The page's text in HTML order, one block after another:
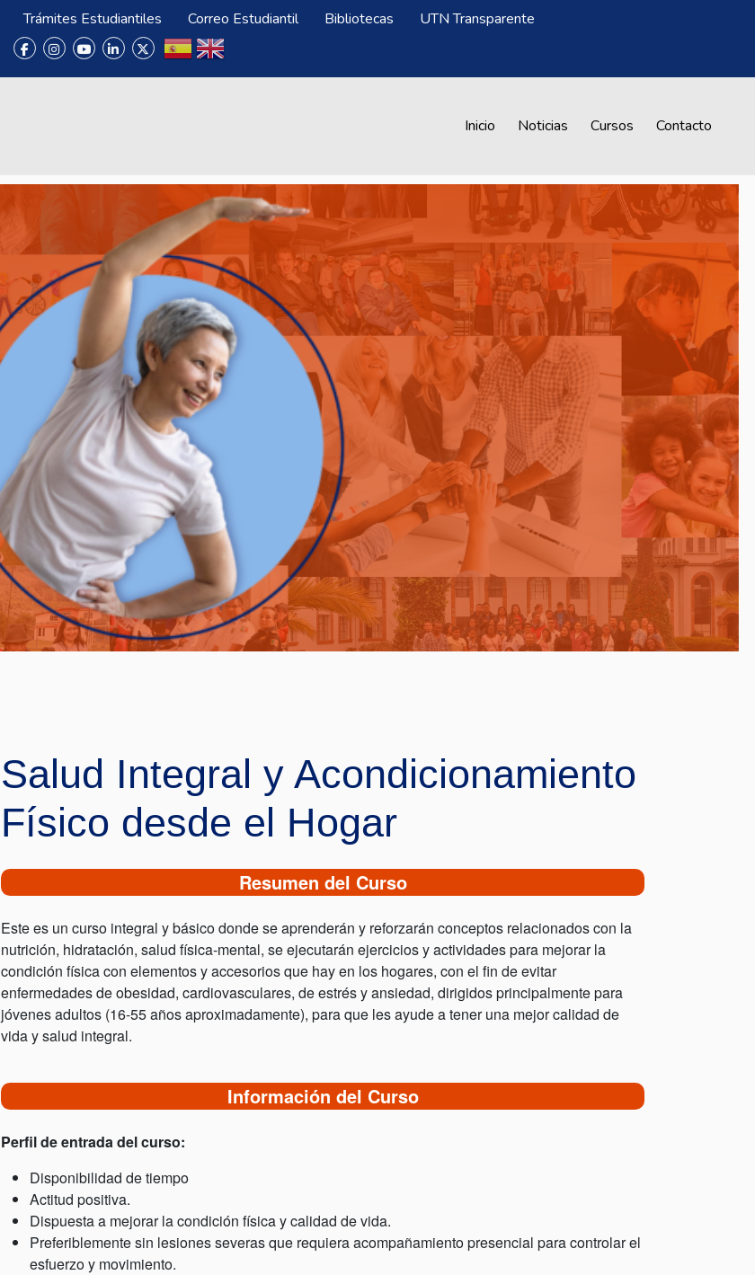
Trámites Estudiantiles Correo Estudiantil Bibliotecas UTN Transparente
Menú CrAprende
Inicio Noticias Cursos Contacto
Salud Integral y Acondicionamiento
Físico desde el Hogar
Resumen del Curso
Este es un curso integral y básico donde se aprenderán y reforzarán conceptos relacionados con la
nutrición, hidratación, salud física-mental, se ejecutarán ejercicios y actividades para mejorar la
condición física con elementos y accesorios que hay en los hogares, con el fin de evitar
enfermedades de obesidad, cardiovasculares, de estrés y ansiedad, dirigidos principalmente para
jóvenes adultos (16-55 años aproximadamente), para que les ayude a tener una mejor calidad de
vida y salud integral.
Información del Curso
Perfil de entrada del curso:
Disponibilidad de tiempo
Actitud positiva.
Dispuesta a mejorar la condición física y calidad de vida.
Preferiblemente sin lesiones severas que requiera acompañamiento presencial para controlar el
esfuerzo y movimiento.